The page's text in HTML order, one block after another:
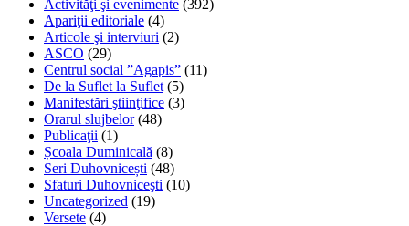
Activităţi şi evenimente (392)
Apariţii editoriale (4)
Articole şi interviuri (2)
ASCO (29)
Centrul social ”Agapis” (11)
De la Suflet la Suflet (5)
Manifestări ştiinţifice (3)
Orarul slujbelor(48)
Publicaţii (1)
Școala Duminicală (8)
Seri Duhovnicești (48)
Sfaturi Duhovniceşti (10)
Uncategorized (19)
Versete (4)